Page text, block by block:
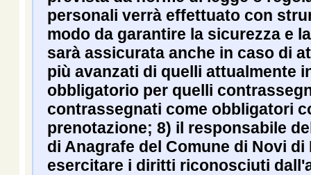
personali verrà effettuato con
modo da garantire la sicurezza e
sarà assicurata anche in caso di
più avanzati di quelli attualmente
obbligatorio per quelli
contrassegnati come obbligatori
prenotazione; 8) il responsabile
di Anagrafe del Comune di Novi
esercitare i diritti riconosciuti